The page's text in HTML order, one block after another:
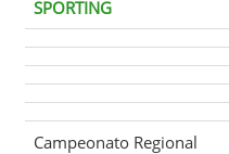
SPORTING
Campeonato Regional